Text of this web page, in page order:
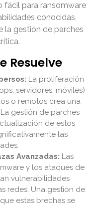
fácil para ransomware
conocidas,
la gestión de parches
Resuelve
La proliferación
servidores, móviles)
o remotos crea una
gestión de parches
de estos
las
Avanzadas: Las
y los ataques de
vulnerabilidades
redes. Una gestión de
estas brechas se